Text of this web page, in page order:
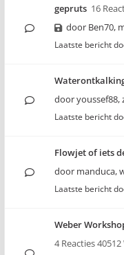
gepruts 16
door Ben70,
Laatste bericht
dooryoussef88,
Laatste bericht
Flowjet of iets
door manduca,
Laatste bericht
Weber
4 Reacties